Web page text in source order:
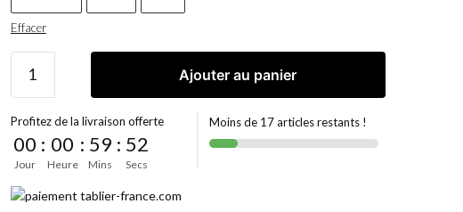
Effacer
Ajouter au panier
Profitez de la livraison offerte
00
Jour
: 00
Heure
: 59
Mins
: 52
Secs
Moins de 17 articles restants !